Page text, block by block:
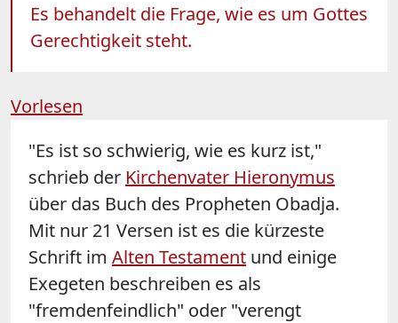
Es behandelt die Frage, wie es um Gottes
Gerechtigkeit steht.
Vorlesen
"Es ist so schwierig, wie es kurz ist,"
schrieb der Kirchenvater Hieronymus
über das Buch des Propheten Obadja.
Mit nur 21 Versen ist es die kürzeste
Schrift im Alten Testament und einige
Exegeten beschreiben es als
"fremdenfeindlich" oder "verengt